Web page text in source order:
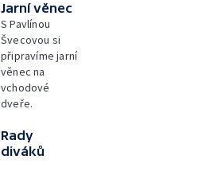
Jarní věnec
S Pavlínou
Švecovou si
připravíme jarní
věnec na
vchodové
dveře.
Rady
diváků